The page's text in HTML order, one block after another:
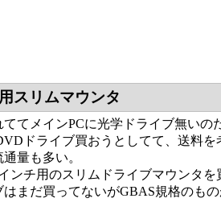
スリムマウンタ
てメインPCに光学ドライブ無いの
ドライブ買おうとしてて、送料
量も多い。
ンチ用のスリムドライブマウンタ
まだ買ってないがGBAS規格のも